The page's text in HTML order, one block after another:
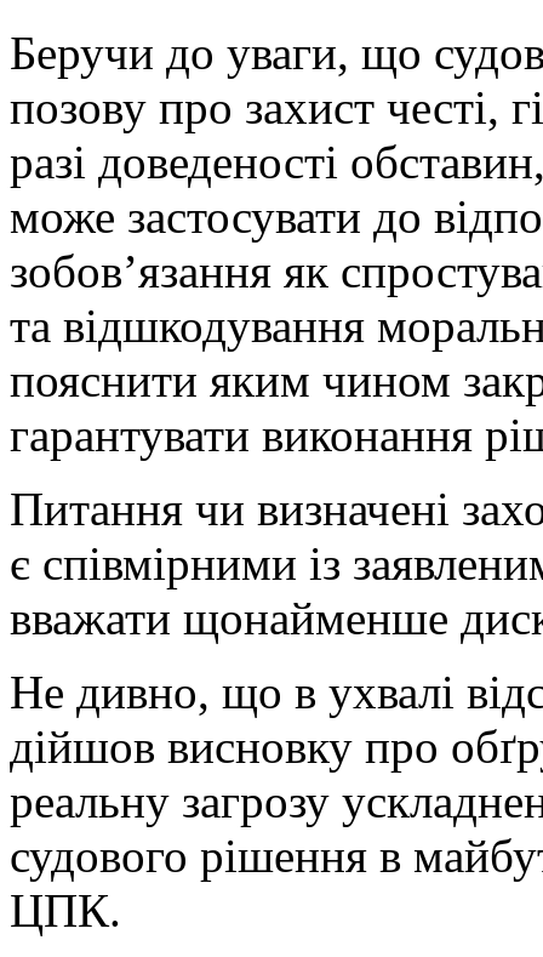
Беручи до уваги, що
позову про захист честі,
разі доведеності
може застосувати до
зобов’язання як
та відшкодування
пояснити яким чином
гарантувати виконання
Питання чи визначені
є співмірними із
вважати щонайменше
Не дивно, що в ухвалі
дійшов висновку про
реальну загрозу
судового рішення в
ЦПК.